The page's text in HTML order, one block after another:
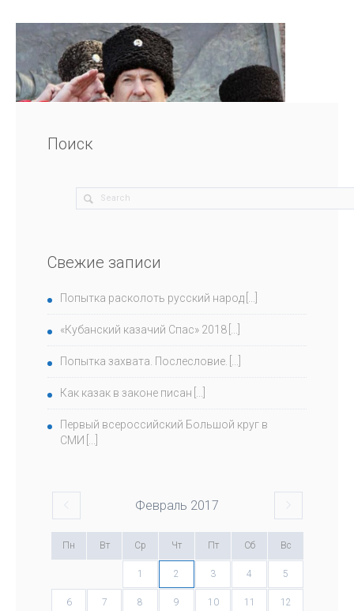
Поиск
Свежие записи
Попытка расколоть русский народ
«Кубанский казачий Спас» 2018
Попытка захвата. Послесловие.
Как казак в законе писан
Первый всероссийский Большой круг в
СМИ
Февраль 2017
Пн Вт Ср Чт Пт Сб Вс
1 2 3 4 5
6 7 8 9 10 11 12